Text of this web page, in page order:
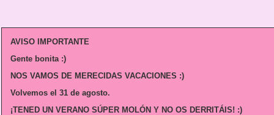
AVISO IMPORTANTE
Gente bonita :)
NOS VAMOS DE MERECIDAS VACACIONES :)
Volvemos el 31 de agosto.
¡TENED UN VERANO SÚPER MOLÓN Y NO OS DERRITÁIS! :)